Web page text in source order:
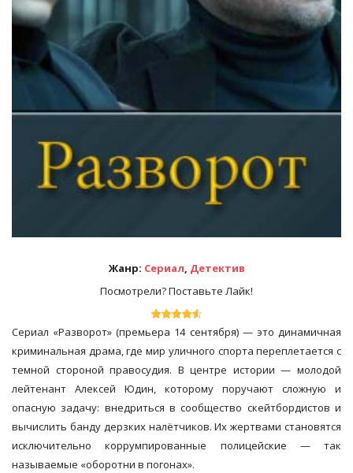
Жанр: Сериал, Детектив
Посмотрели? Поставьте Лайк!
Сериал «Разворот» (премьера 14 сентября) — это динамичная
криминальная драма, где мир уличного спорта переплетается с
темной стороной правосудия. В центре истории — молодой
лейтенант Алексей Юдин, которому поручают сложную и
опасную задачу: внедриться в сообщество скейтбордистов и
вычислить банду дерзких налётчиков. Их жертвами становятся
исключительно коррумпированные полицейские — так
называемые «оборотни в погонах».